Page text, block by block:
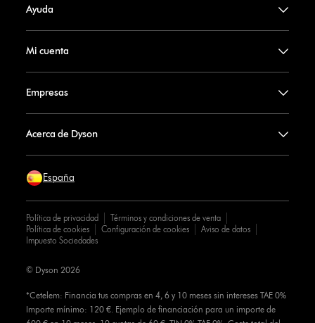
Ayuda
Mi cuenta
Empresas
Acerca de Dyson
España
Política de privacidad
Términos y condiciones de venta
Política de cookies
Configuración de cookies
Aviso de datos
Impuesto Sociedades
*Cetelem: Financia tus compras en 4, 6 y 10 meses sin intereses TAE 0%
Importe mínimo: 120 €. Ejemplo de financiación para un importe de
© Dyson 2026